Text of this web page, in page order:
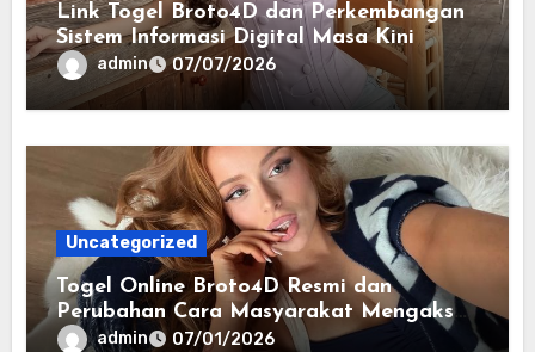
Link Togel Broto4D dan Perkembangan
Sistem Informasi Digital Masa Kini
admin 07/07/2026
Uncategorized
Togel Online Broto4D Resmi dan
Perubahan Cara Masyarakat Mengakses
Informasi Berbasis Data
admin 07/01/2026